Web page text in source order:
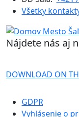
Všetky
Nájdete nás aj
DOWNLOAD ON
GDPR
Vyhlásenie o